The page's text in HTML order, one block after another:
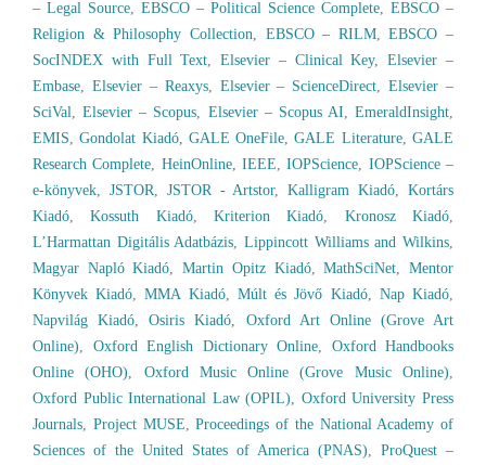
– Legal Source, EBSCO – Political Science Complete, EBSCO –
Religion & Philosophy Collection, EBSCO – RILM,EBSCO –
SocINDEX with Full Text,Elsevier – Clinical Key,Elsevier –
Embase, Elsevier – Reaxys, Elsevier – ScienceDirect,Elsevier –
SciVal,Elsevier – Scopus, Elsevier – Scopus AI, EmeraldInsight,
EMIS,Gondolat Kiadó, GALE OneFile,GALE Literature,GALE
Research Complete, HeinOnline,IEEE,IOPScience, IOPScience –
e-könyvek, JSTOR, JSTOR - Artstor,Kalligram Kiadó,Kortárs
Kiadó,Kossuth Kiadó,Kriterion Kiadó, Kronosz Kiadó,
L’Harmattan Digitális Adatbázis,Lippincott Williams and Wilkins,
Magyar Napló Kiadó,Martin Opitz Kiadó,MathSciNet,Mentor
Könyvek Kiadó,MMA Kiadó, Múlt és Jövő Kiadó, Nap Kiadó,
Napvilág Kiadó,Osiris Kiadó, Oxford Art Online (Grove Art
Online), Oxford English Dictionary Online, Oxford Handbooks
Online (OHO), Oxford Music Online (Grove Music Online),
Oxford Public International Law (OPIL), Oxford University Press
Journals, Project MUSE,Proceedings of the National Academy of
Sciences of the United States of America (PNAS), ProQuest –